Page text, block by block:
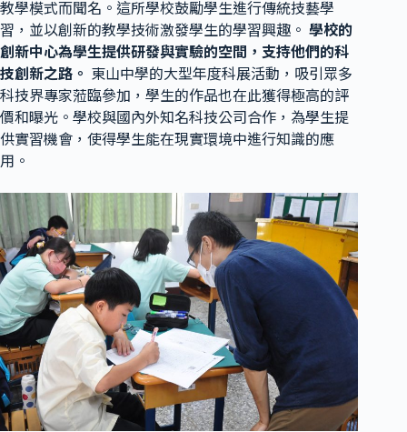
教學模式而聞名。這所學校鼓勵學生進行傳統技藝學
習，並以創新的教學技術激發學生的學習興趣。 學校的
創新中心為學生提供研發與實驗的空間，支持他們的科
技創新之路。 東山中學的大型年度科展活動，吸引眾多
科技界專家蒞臨參加，學生的作品也在此獲得極高的評
價和曝光。學校與國內外知名科技公司合作，為學生提
供實習機會，使得學生能在現實環境中進行知識的應
用。